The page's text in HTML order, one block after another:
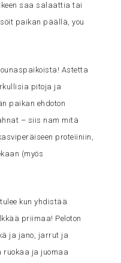
saa salaattia tai
paikan päällä, you
Astetta
pitoja ja
paikan ehdoton
– siis nam mitä
proteiiniin,
(myös
kun yhdistää
priimaa! Peloton
ja jano, jarrut ja
ruokaa ja juomaa